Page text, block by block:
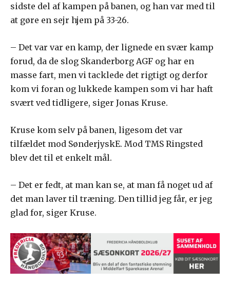
sidste del af kampen på banen, og han var med til
at gøre en sejr hjem på 33-26.
– Det var var en kamp, der lignede en svær kamp
forud, da de slog Skanderborg AGF og har en
masse fart, men vi tacklede det rigtigt og derfor
kom vi foran og lukkede kampen som vi har haft
svært ved tidligere, siger Jonas Kruse.
Kruse kom selv på banen, ligesom det var
tilfældet mod SønderjyskE. Mod TMS Ringsted
blev det til et enkelt mål.
– Det er fedt, at man kan se, at man få noget ud af
det man laver til træning. Den tillid jeg får, er jeg
glad for, siger Kruse.